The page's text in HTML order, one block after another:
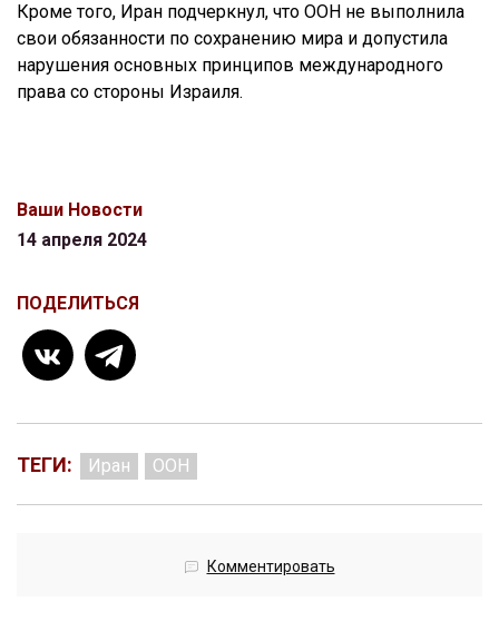
Кроме того, Иран подчеркнул, что ООН не выполнила
свои обязанности по сохранению мира и допустила
нарушения основных принципов международного
права со стороны Израиля.
Ваши Новости
14 апреля 2024
ПОДЕЛИТЬСЯ
ТЕГИ: Иран ООН
Комментировать